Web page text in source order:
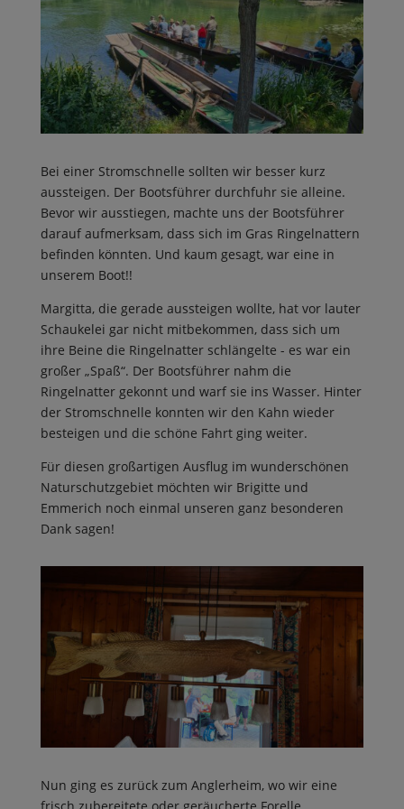
Bei einer Stromschnelle sollten wir besser kurz
aussteigen. Der Bootsführer durchfuhr sie alleine.
Bevor wir ausstiegen, machte uns der Bootsführer
darauf aufmerksam, dass sich im Gras Ringelnattern
befinden könnten. Und kaum gesagt, war eine in
unserem Boot!!
Margitta, die gerade aussteigen wollte, hat vor lauter
Schaukelei gar nicht mitbekommen, dass sich um
ihre Beine die Ringelnatter schlängelte - es war ein
großer „Spaß“. Der Bootsführer nahm die
Ringelnatter gekonnt und warf sie ins Wasser. Hinter
der Stromschnelle konnten wir den Kahn wieder
besteigen und die schöne Fahrt ging weiter.
Für diesen großartigen Ausflug im wunderschönen
Naturschutzgebiet möchten wir Brigitte und
Emmerich noch einmal unseren ganz besonderen
Dank sagen!
Nun ging es zurück zum Anglerheim, wo wir eine